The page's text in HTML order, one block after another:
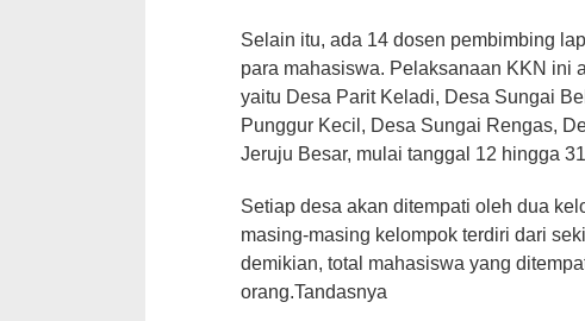
Selain itu, ada 14 dosen pembimbing
para mahasiswa. Pelaksanaan KKN ini
yaitu Desa Parit Keladi, Desa Sungai
Punggur Kecil, Desa Sungai Rengas,
Jeruju Besar, mulai tanggal 12 hingga
Setiap desa akan ditempati oleh dua
masing-masing kelompok terdiri dari
demikian, total mahasiswa yang
orang.Tandasnya